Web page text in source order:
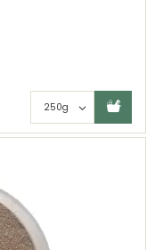
Ajouter au panier